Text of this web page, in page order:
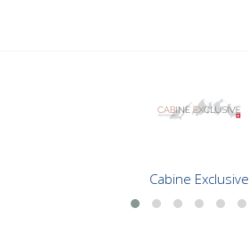
Cabine Exclusive